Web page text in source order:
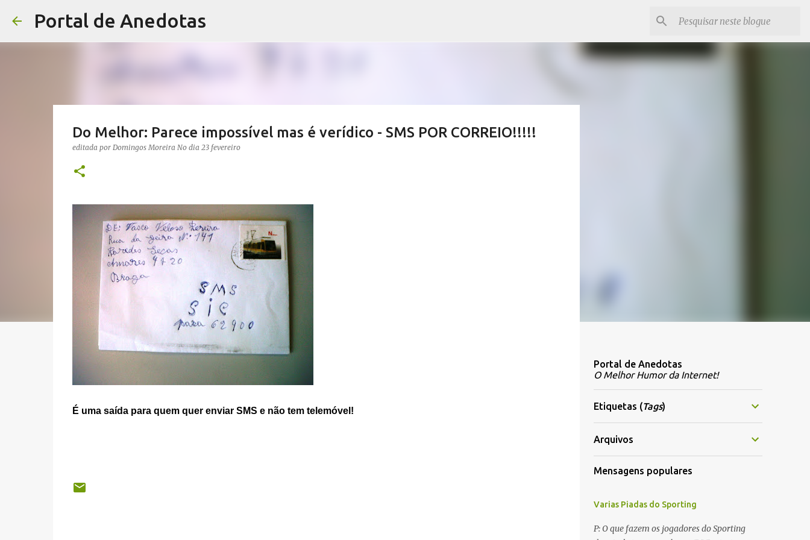
Portal de Anedotas
Do Melhor: Parece impossível mas é verídico - SMS POR CORREIO!!!!!
editada por Domingos Moreira No dia 23 fevereiro
É uma saída para quem quer enviar SMS e não tem telemóvel!
Portal de Anedotas
O Melhor Humor da Internet!
Etiquetas (Tags)
Arquivos
Mensagens populares
Varias Piadas do Sporting
P: O que fazem os jogadores do Sporting